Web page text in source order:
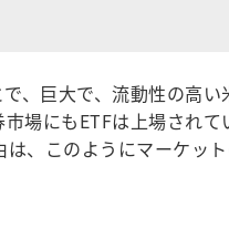
、巨大で、流動性の高
場にもETFは上場され
、このようにマーケッ